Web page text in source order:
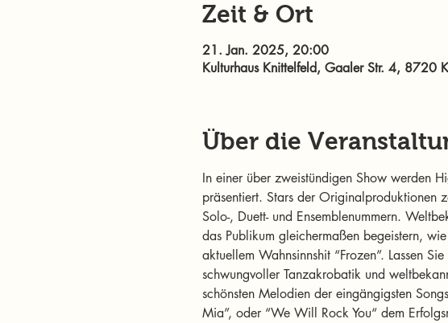
Zeit & Ort
21. Jan. 2025, 20:00
Kulturhaus Knittelfeld, Gaaler Str. 4, 8720
Über die
In einer über zweistündigen Show werden
präsentiert. Stars der Originalproduktionen
Solo-, Duett- und Ensemblenummern.
das Publikum gleichermaßen begeistern,
aktuellem Wahnsinnshit “Frozen”. Lassen
schwungvoller Tanzakrobatik und
schönsten Melodien der eingängigsten
Mia”, oder “We Will Rock You“ dem